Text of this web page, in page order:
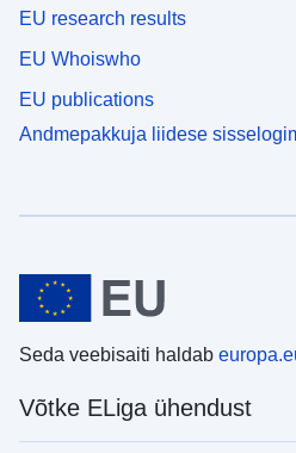
EU research results
EU Whoiswho
EU publications
Andmepakkuja liidese
Seda veebisaiti haldab
Võtke ELiga ühendust